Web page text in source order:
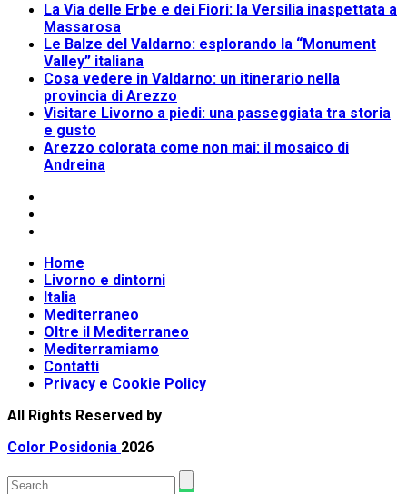
La Via delle Erbe e dei Fiori: la Versilia inaspettata a
Massarosa
Le Balze del Valdarno: esplorando la “Monument
Valley” italiana
Cosa vedere in Valdarno: un itinerario nella
provincia di Arezzo
Visitare Livorno a piedi: una passeggiata tra storia
e gusto
Arezzo colorata come non mai: il mosaico di
Andreina
Home
Livorno e dintorni
Italia
Mediterraneo
Oltre il Mediterraneo
Mediterramiamo
Contatti
Privacy e Cookie Policy
All Rights Reserved by
Color Posidonia 2026